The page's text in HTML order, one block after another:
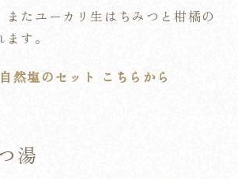
またユーカリ生はちみつと柑橘の
す。
然塩のセット こちらから
湯